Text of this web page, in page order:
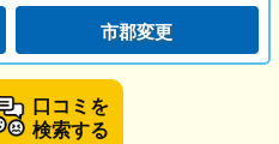
市郡変更
口コミを
検索する